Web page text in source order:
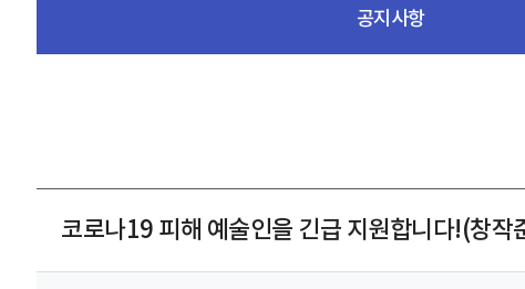
공지사항
코로나19 피해 예술인을 긴급 지원합니다!(창